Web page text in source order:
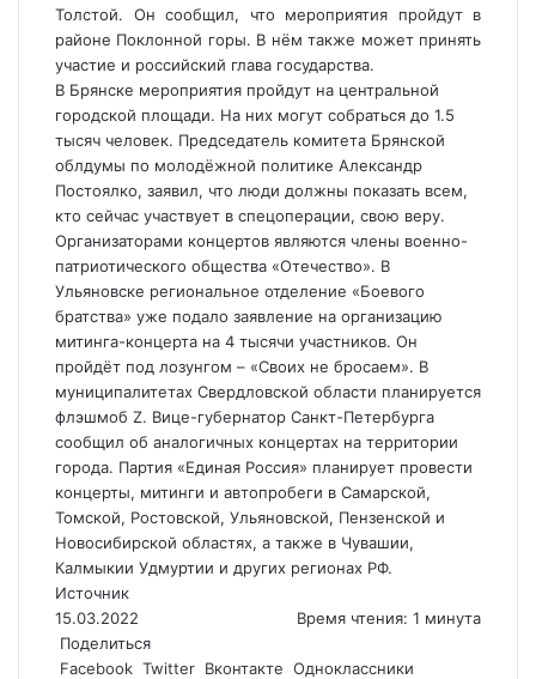
Толстой. Он сообщил, что мероприятия пройдут в
районе Поклонной горы. В нём также может принять
участие и российский глава государства.
В Брянске мероприятия пройдут на центральной
городской площади. На них могут собраться до 1.5
тысяч человек. Председатель комитета Брянской
облдумы по молодёжной политике Александр
Постоялко, заявил, что люди должны показать всем,
кто сейчас участвует в спецоперации, свою веру.
Организаторами концертов являются члены военно-
патриотического общества «Отечество». В
Ульяновске региональное отделение «Боевого
братства» уже подало заявление на организацию
митинга-концерта на 4 тысячи участников. Он
пройдёт под лозунгом – «Своих не бросаем». В
муниципалитетах Свердловской области планируется
флэшмоб Z. Вице-губернатор Санкт-Петербурга
сообщил об аналогичных концертах на территории
города. Партия «Единая Россия» планирует провести
концерты, митинги и автопробеги в Самарской,
Томской, Ростовской, Ульяновской, Пензенской и
Новосибирской областях, а также в Чувашии,
Калмыкии Удмуртии и других регионах РФ.
Источник
15.03.2022
Время чтения: 1 минута
Поделиться
Facebook Twitter Вконтакте Одноклассники